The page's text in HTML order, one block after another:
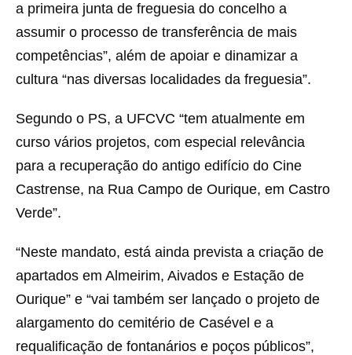
a primeira junta de freguesia do concelho a
assumir o processo de transferência de mais
competências”, além de apoiar e dinamizar a
cultura “nas diversas localidades da freguesia”.
Segundo o PS, a UFCVC “tem atualmente em
curso vários projetos, com especial relevância
para a recuperação do antigo edifício do Cine
Castrense, na Rua Campo de Ourique, em Castro
Verde”.
“Neste mandato, está ainda prevista a criação de
apartados em Almeirim, Aivados e Estação de
Ourique” e “vai também ser lançado o projeto de
alargamento do cemitério de Casével e a
requalificação de fontanários e poços públicos”,